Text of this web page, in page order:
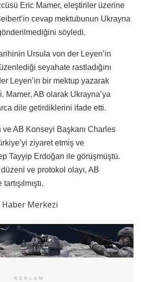
Eric Mamer, eleştiriler üzerine
cevap mektubunun Ukrayna
söyledi.
Ursula von der Leyen’in
seyahate rastladığını
Leyen’in bir mektup yazarak
Mamer, AB olarak Ukrayna’ya
dile getirdiklerini ifade etti.
AB Konseyi Başkanı Charles
ziyaret etmiş ve
Tayyip Erdoğan ile görüşmüştü.
ve protokol olayı, AB
Haber Merkezi
REKLAM